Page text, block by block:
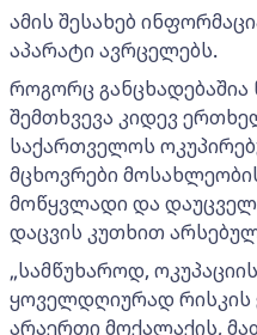
ამის შესახებ
აპარატი ავრცელებს.
როგორც განცხადებაშია
შემთხვევა კიდევ
საქართველოს
მცხოვრები
მოწყვლადი და
დაცვის კუთხით არსებულ
„სამწუხაროდ,
ყოველდღიურად რისკის
არაერთი მოქალაქის,